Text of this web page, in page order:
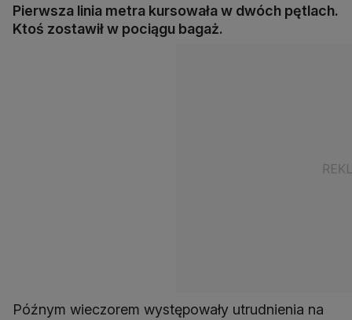
Pierwsza linia metra kursowała w dwóch pętlach.
Ktoś zostawił w pociągu bagaż.
Późnym wieczorem występowały utrudnienia na